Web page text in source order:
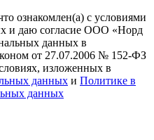
ознакомлен(а) с условиями
и даю согласие ООО «Норд
данных в
от 27.07.2006 № 152-ФЗ
изложенных в
данных и Политике в
данных